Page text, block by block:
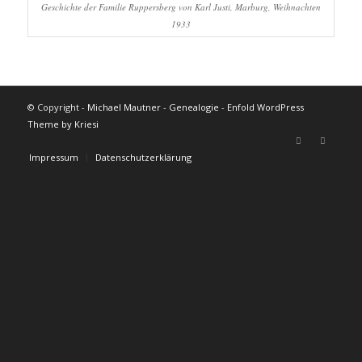
Geschichte der Familie Ruppersberg von Karl Justi, Marburg, Weihnachten
1933
© Copyright - Michael Mautner - Genealogie - Enfold WordPress
Theme by Kriesi
Impressum Datenschutzerklärung